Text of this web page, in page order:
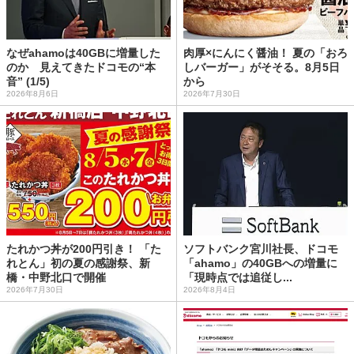
なぜahamoは40GBに増量した
のか 見えてきたドコモの“本
音” (1/5)
2026年8月6日
肉厚×にんにく醤油！ 夏の「おろ
しバーガー」がそそる。8月5日
から
2026年7月30日
たれかつ丼が200円引き！ 「た
れとん」初の夏の感謝祭、新
橋・中野北口で開催
2026年7月30日
ソフトバンク宮川社長、ドコモ
「ahamo」の40GBへの増量に
「現時点では追従し...
2026年8月4日